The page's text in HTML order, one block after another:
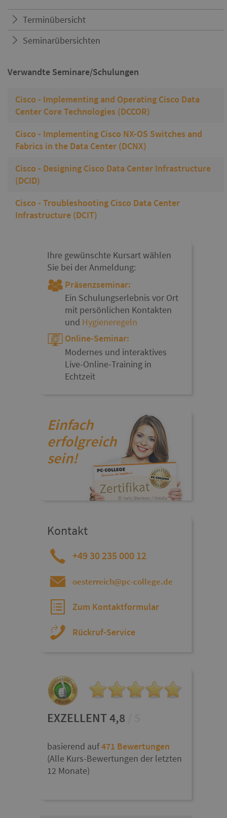
Terminübersicht
Seminarübersichten
Verwandte Seminare/Schulungen
Cisco - Implementing and Operating Cisco Data
Center Core Technologies (DCCOR)
Cisco - Implementing Cisco NX-OS Switches and
Fabrics in the Data Center (DCNX)
Cisco - Designing Cisco Data Center Infrastructure
(DCID)
Cisco - Troubleshooting Cisco Data Center
Infrastructure (DCIT)
Ihre gewünschte Kursart wählen
Sie bei der Anmeldung:
Präsenzseminar:
Ein Schulungserlebnis vor Ort
mit persönlichen Kontakten
und Hygieneregeln
Online-Seminar:
Modernes und interaktives
Live-Online-Training in
Echtzeit
Einfach
erfolgreich
sein!
Kontakt
+49 30 235 000 12
oesterreich@pc-college.de
Zum Kontaktformular
Rückruf-Service
EXZELLENT 4,8
basierend auf471 Bewertungen
(Alle Kurs-Bewertungen der letzten
12 Monate)